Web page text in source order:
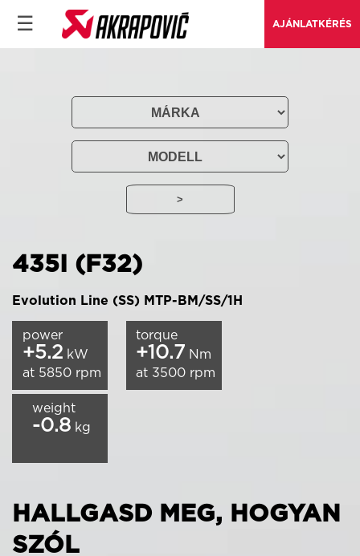
☰ AJÁNLATKÉRÉS
435I (F32)
Evolution Line (SS) MTP-BM/SS/1H
power
+5.2 kW
at 5850 rpm
torque
+10.7 Nm
at 3500 rpm
weight
-0.8 kg
HALLGASD MEG, HOGYAN
SZÓL